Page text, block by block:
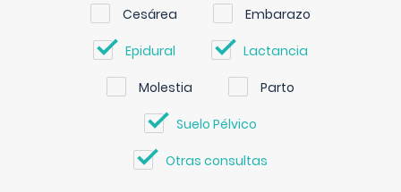
Cesárea Embarazo
Epidural Lactancia
Molestia Parto
Suelo Pélvico
Otras consultas